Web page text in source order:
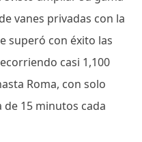
vanes privadas con la
superó con éxito las
casi 1,100
Roma, con solo
de 15 minutos cada